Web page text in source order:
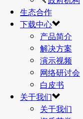
生态合作
下载中心
产品简介
解决方案
演示视频
网络研讨会
白皮书
关于我们
关于我们